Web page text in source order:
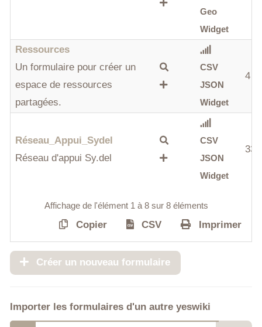
Geo
Widget
Ressources
Un formulaire pour créer un
espace de ressources
partagées.
CSV
JSON
Widget
4
Réseau_Appui_Sydel
Réseau d'appui Sy.del
CSV
JSON
Widget
33
Affichage de l'élément 1 à 8 sur 8 éléments
Copier CSV Imprimer
Créer un nouveau formulaire
Importer les formulaires d'un autre yeswiki